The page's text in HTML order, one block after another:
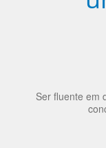
Ser fluente